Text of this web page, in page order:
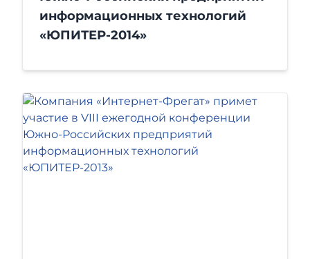
информационных технологий
«ЮПИТЕР-2014»